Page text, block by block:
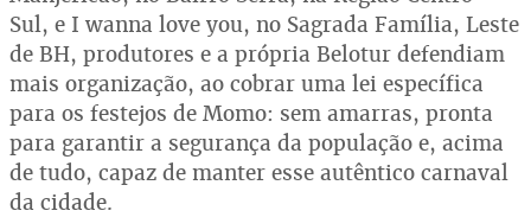
Sul, e I wanna love you, no Sagrada Família, Leste
de BH, produtores e a própria Belotur defendiam
mais organização, ao cobrar uma lei específica
para os festejos de Momo: sem amarras, pronta
para garantir a segurança da população e, acima
de tudo, capaz de manter esse autêntico carnaval
da cidade.